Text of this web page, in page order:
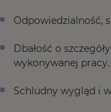
Odpowiedzialność,
Dbałość o
wykonywanej pracy.
Schludny wygląd i